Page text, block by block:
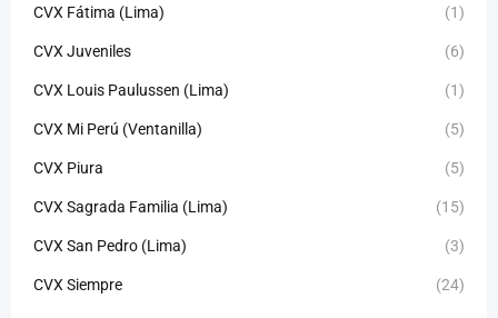
CVX Fátima (Lima) (1)
CVX Juveniles (6)
CVX Louis Paulussen (Lima) (1)
CVX Mi Perú (Ventanilla) (5)
CVX Piura (5)
CVX Sagrada Familia (Lima) (15)
CVX San Pedro (Lima) (3)
CVX Siempre (24)